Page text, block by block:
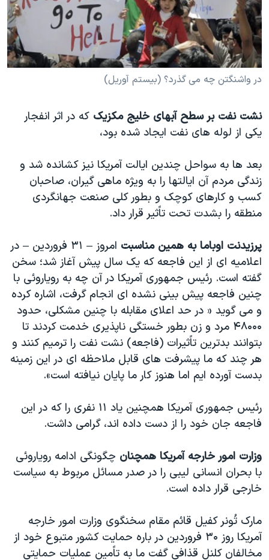
فرهنگ و زندگی
حقوق شهروندی
اقتصادی
علم و فناوری
گالری عکس
آرشیو پخش زنده
مستندها
انتخابات ریاست جمهوری آمریکا ۲۰۲۴
حمله جمهوری اسلامی به اسرائیل
رمز مهسا
اعتراضات زن، زندگی، آزادی
مجموعه مستندهای دادخواهی
تریبونال مردمی آبان ۹۸
دادگاه حمید نوری
چهل سال گروگان‌گیری
اعتراضات مردمی آبان ۹۸
اسرائیل در جنگ
نرگس محمدی برنده جایزه نوبل صلح
همایش محافظه‌کاران آمریکا «سی‌پک»
صفحه‌های ویژه
سفر پرزیدنت ترامپ به چین
دنبال کنید
در واشنگتن چه می گذرد؟ (بیستم آوریل)
نشت نفت بر سطح آبهای خلیج مکزیک که در اثر انفجار
یکی از لوله های نفت ایجاد شده بود،
بعد ها به سواحل چندین ایالت آمریکا نیز کشانده شد و
زندگی مردم آن ایالتها را به ویژه ماهی گیران، صاحبان
کسب و کارهای کوچک و بطور کلی صنعت جهانگردی
منطقه را بشدت تحت تاًثیر قرار داد.
پرزیدنت اوباما به همین مناسبت
امروز – ۳۱ فروردین – در
اعلامیه ای از این فاجعه که یک سال پیش آغاز شد؛ سخن
گفته است. رئیس جمهوری آمریکا در آن چه به رویاروئی با
چنین فاجعه پیش بینی نشده ای انجام گرفت، اشاره کرده
و می گوید « در حد اعلای مقابله با چنین مشکلی، حدود
۴۸۰۰۰ مرد و زن بطور خستگی ناپذیری خدمت کردند تا
بتوانند بدترین تاًثیرات (فاجعه) نشت نفت را ترمیم کنند و
هر چند که ما پیشرفت های قابل ملاحظه ای در این زمینه
بدست آورده ایم اما هنوز کار ما پایان نیافته است».
رئیس جمهوری آمریکا همچنین یاد ۱۱ نفری را که در این
فاجعه جان خود را از دست داده اند، گرامی داشت.
وزارت امور خارجه آمریکا همچنان چگونگی ادامه رویاروئی
با بحران انسانی لیبی را در صدر مسائل مربوط به سیاست
خارجی قرار داده است.
مارک تُونر کفیل قائم مقام سخنگوی وزارت امور خارجه
آمریکا روز ۳۰ فروردین در باره حمایت کشور متبوع خود از
مخالفان کلنل قذافی گفت ما به تاًمین عملیات حمایتی